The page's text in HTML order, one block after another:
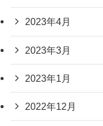
2023年4月
2023年3月
2023年1月
2022年12月